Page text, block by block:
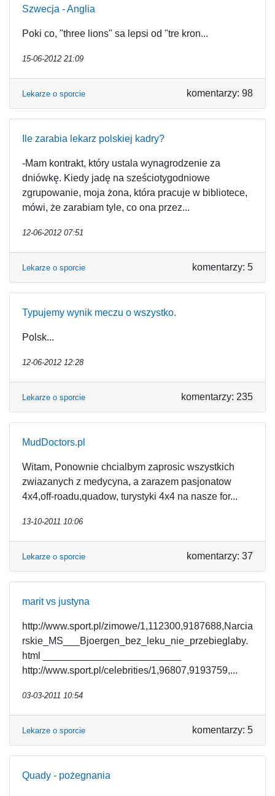
Szwecja - Anglia
Poki co, "three lions" sa lepsi od "tre kron...
15-06-2012 21:09
Lekarze o sporcie komentarzy: 98
Ile zarabia lekarz polskiej kadry?
-Mam kontrakt, który ustala wynagrodzenie za
dniówkę. Kiedy jadę na sześciotygodniowe
zgrupowanie, moja żona, która pracuje w bibliotece,
mówi, że zarabiam tyle, co ona przez...
12-06-2012 07:51
Lekarze o sporcie komentarzy: 5
Typujemy wynik meczu o wszystko.
Polsk...
12-06-2012 12:28
Lekarze o sporcie komentarzy: 235
MudDoctors.pl
Witam, Ponownie chcialbym zaprosic wszystkich
zwiazanych z medycyna, a zarazem pasjonatow
4x4,off-roadu,quadow, turystyki 4x4 na nasze for...
13-10-2011 10:06
Lekarze o sporcie komentarzy: 37
marit vs justyna
http://www.sport.pl/zimowe/1,112300,9187688,Narcia
rskie_MS___Bjoergen_bez_leku_nie_przebieglaby.
html _________________________
http://www.sport.pl/celebrities/1,96807,9193759,...
03-03-2011 10:54
Lekarze o sporcie komentarzy: 5
Quady - pożegnania